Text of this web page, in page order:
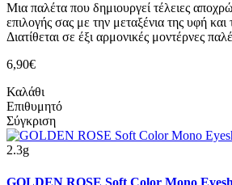
Μια παλέτα που δημιουργεί τέλειες
επιλογής σας με την μεταξένια της υφή και
Διατίθεται σε έξι αρμονικές μοντέρνες
6,90€
Καλάθι
Επιθυμητό
Σύγκριση
2.3g
GOLDEN ROSE Soft Color Mono